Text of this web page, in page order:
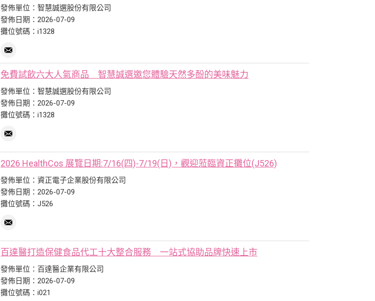
發佈單位：智慧誠選股份有限公司
發佈日期：2026-07-09
攤位號碼：i1328
免費試飲六大人氣商品 智慧誠選邀您體驗天然多酚的美味魅力
發佈單位：智慧誠選股份有限公司
發佈日期：2026-07-09
攤位號碼：i1328
2026 HealthCos 展覽日期:7/16(四)-7/19(日)，觀迎蒞臨資正攤位(J526)
發佈單位：資正電子企業股份有限公司
發佈日期：2026-07-09
攤位號碼：J526
百達醫打造保健食品代工十大整合服務 一站式協助品牌快速上市
發佈單位：百達醫企業有限公司
發佈日期：2026-07-09
攤位號碼：i021